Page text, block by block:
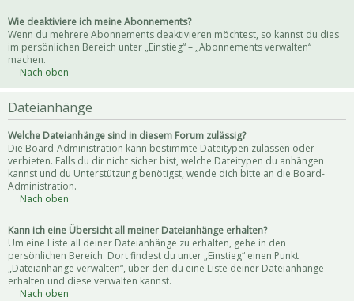
Wie deaktiviere ich meine Abonnements?
Wenn du mehrere Abonnements deaktivieren möchtest, so kannst du dies
im persönlichen Bereich unter „Einstieg“ – „Abonnements verwalten“
machen.
Nach oben
Dateianhänge
Welche Dateianhänge sind in diesem Forum zulässig?
Die Board-Administration kann bestimmte Dateitypen zulassen oder
verbieten. Falls du dir nicht sicher bist, welche Dateitypen du anhängen
kannst und du Unterstützung benötigst, wende dich bitte an die Board-
Administration.
Nach oben
Kann ich eine Übersicht all meiner Dateianhänge erhalten?
Um eine Liste all deiner Dateianhänge zu erhalten, gehe in den
persönlichen Bereich. Dort findest du unter „Einstieg“ einen Punkt
„Dateianhänge verwalten“, über den du eine Liste deiner Dateianhänge
erhalten und diese verwalten kannst.
Nach oben